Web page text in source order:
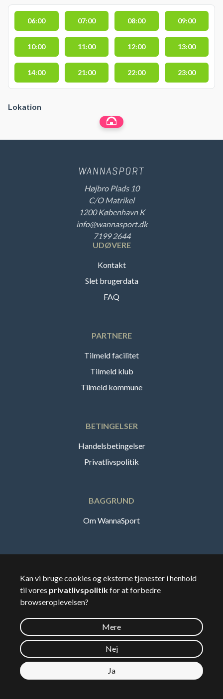
06:00 07:00 08:00 09:00
10:00 11:00 12:00 13:00
14:00 21:00 22:00 23:00
Lokation
Højbro Plads 10
C/O Matrikel
1200 København K
info@wannasport.dk
7199 2644
UDØVERE
Kontakt
Slet brugerdata
FAQ
PARTNERE
Tilmeld facilitet
Tilmeld klub
Tilmeld kommune
BETINGELSER
Handelsbetingelser
Privatlivspolitik
BAGGRUND
Om WannaSport
🇸🇪Sverige
©2026Wannasport.dk
Privatdata
Kan vi bruge cookies og eksterne tjenester i henhold
til vores privatlivspolitikfor at forbedre
browseroplevelsen?
Mere
Nej
Ja